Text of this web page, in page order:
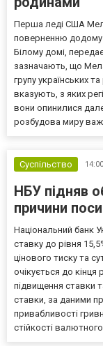
Перша леді США
поверненню додому
Білому домі,
зазначають, що
групу українських
вказують, з яких
вони опинилися
розбудова миру
Суспільство
НБУ підняв
причини
Національний банк
ставку до рівня
цінового тиску та
очікується до
підвищення ставки
ставки, за даними
привабливості
стійкості валютного